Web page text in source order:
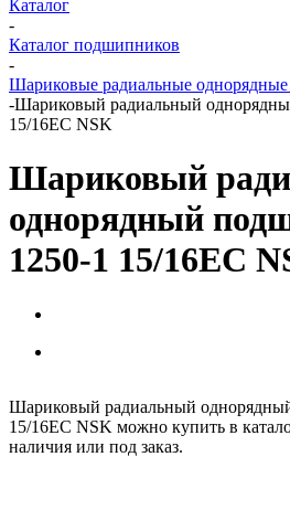
Каталог
-
Каталог подшипников
-
Шариковые радиальные
-Шариковый радиальный
15/16EC NSK
Шариковый
однорядный
1250-1 15/16EC
Шариковый радиальный
15/16EC NSK можно купить в
наличия или под заказ.